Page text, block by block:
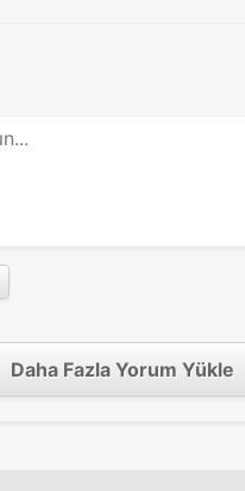
Daha Fazla Yorum Yükle